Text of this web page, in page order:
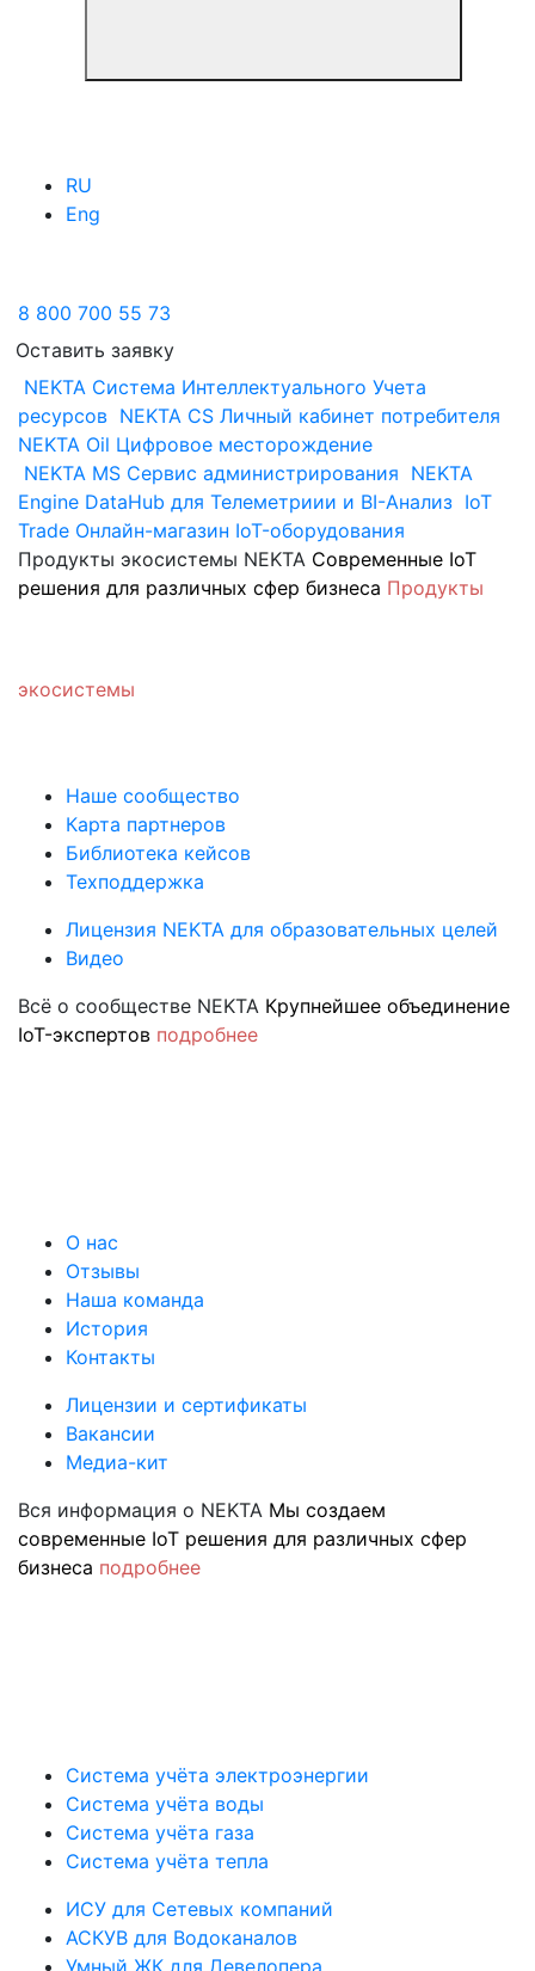
RU
Eng
8 800 700 55 73
Оставить заявку
NEKTA Система Интеллектуального Учета
ресурсов NEKTA CS Личный кабинет потребителя
NEKTA Oil Цифровое месторождение
NEKTA MS Сервис администрирования NEKTA
Engine DataHub для Телеметриии и BI-Анализ IoT
Trade Онлайн-магазин IoT-оборудования
Продукты экосистемы NEKTA Современные IoT
решения для различных сфер бизнеса Продукты
экосистемы
Наше сообщество
Карта партнеров
Библиотека кейсов
Техподдержка
Лицензия NEKTA для образовательных целей
Видео
Всё о сообществе NEKTA Крупнейшее объединение
IoT-экспертов подробнее
О нас
Отзывы
Наша команда
История
Контакты
Лицензии и сертификаты
Вакансии
Медиа-кит
Вся информация о NEKTA Мы создаем
современные IoT решения для различных сфер
бизнеса подробнее
Система учёта электроэнергии
Система учёта воды
Система учёта газа
Система учёта тепла
ИСУ для Сетевых компаний
АСКУВ для Водоканалов
Умный ЖК для Девелопера